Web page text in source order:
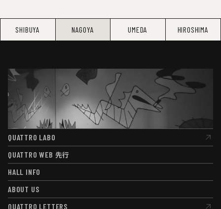
SHIBUYA NAGOYA UMEDA HIROSHIMA
QUATTRO LABO
QUATTRO LABO
QUATTRO WEB 先行
QUATTRO WEB先行
HALL INFO
HALL INFO
ABOUT US
ABOUT US
QUATTRO LETTERS